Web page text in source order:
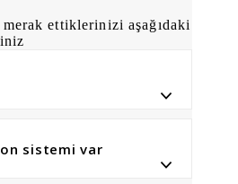
merak ettiklerinizi aşağıdaki
sistemi var